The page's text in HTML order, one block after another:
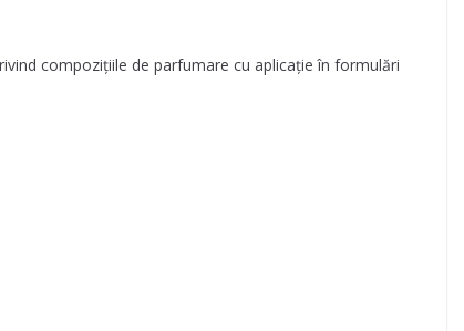
compozițiile de parfumare cu aplicație în formulări